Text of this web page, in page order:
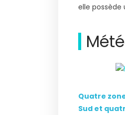
elle
Quatre
Sud et